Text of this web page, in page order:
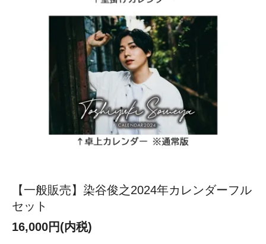
【一般販売】染谷俊之2024年カレンダーフル
セット
16,000円(内税)